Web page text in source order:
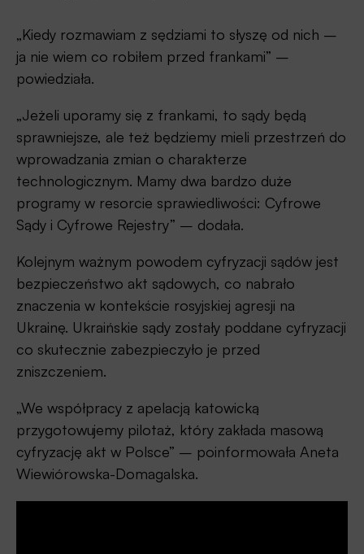
„Kiedy rozmawiam z sędziami to słyszę od nich –
ja nie wiem co robiłem przed frankami” –
powiedziała.
„Jeżeli uporamy się z frankami, to sądy będą
sprawniejsze, ale też będziemy mieli przestrzeń do
wprowadzania zmian o charakterze
technologicznym. Mamy dwa bardzo duże
programy w resorcie sprawiedliwości: Cyfrowe
Sądy i Cyfrowe Rejestry” – dodała.
Kolejnym ważnym powodem cyfryzacji sądów jest
bezpieczeństwo akt sądowych, co nabrało
znaczenia w kontekście rosyjskiej agresji na
Ukrainę. Ukraińskie sądy zostały poddane cyfryzacji
co skutecznie zabezpieczyło je przed
zniszczeniem.
„We współpracy z apelacją katowicką
przygotowujemy pilotaż, który zakłada masową
cyfryzację akt w Polsce” – poinformowała Aneta
Wiewiórowska-Domagalska.